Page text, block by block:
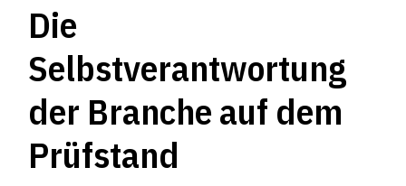
Die
Selbstverantwortung
der Branche auf dem
Prüfstand